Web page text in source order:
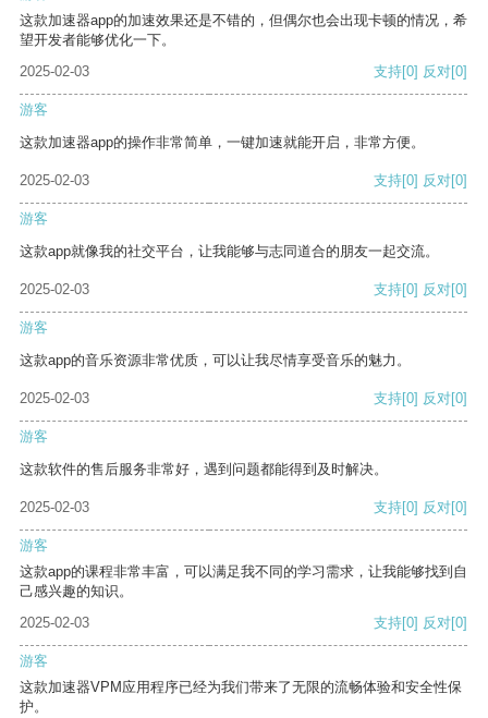
这款加速器app的加速效果还是不错的，但偶尔也会出现卡顿的情况，希
望开发者能够优化一下。
2025-02-03
支持[0] 反对[0]
游客
这款加速器app的操作非常简单，一键加速就能开启，非常方便。
2025-02-03 支持[0] 反对[0]
游客
这款app就像我的社交平台，让我能够与志同道合的朋友一起交流。
2025-02-03 支持[0] 反对[0]
游客
这款app的音乐资源非常优质，可以让我尽情享受音乐的魅力。
2025-02-03 支持[0] 反对[0]
游客
这款软件的售后服务非常好，遇到问题都能得到及时解决。
2025-02-03 支持[0] 反对[0]
游客
这款app的课程非常丰富，可以满足我不同的学习需求，让我能够找到自
己感兴趣的知识。
2025-02-03
支持[0] 反对[0]
游客
这款加速器VPM应用程序已经为我们带来了无限的流畅体验和安全性保
护。